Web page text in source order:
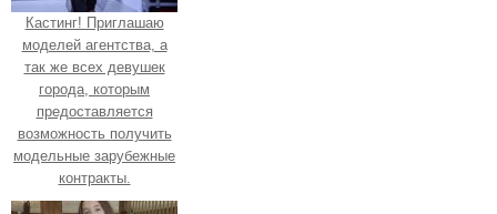
Кастинг! Приглашаю
моделей агентства, а
так же всех девушек
города, которым
предоставляется
возможность получить
модельные зарубежные
контракты.